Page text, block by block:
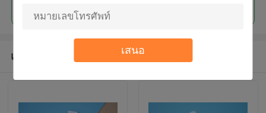
เสนอ
แนะนำผลิตภัณฑ์